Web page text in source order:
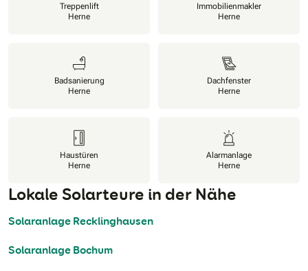
Treppenlift
Herne
Immobilienmakler
Herne
Badsanierung
Herne
Dachfenster
Herne
Haustüren
Herne
Alarmanlage
Herne
Lokale Solarteure in der Nähe
Solaranlage Recklinghausen
Solaranlage Bochum